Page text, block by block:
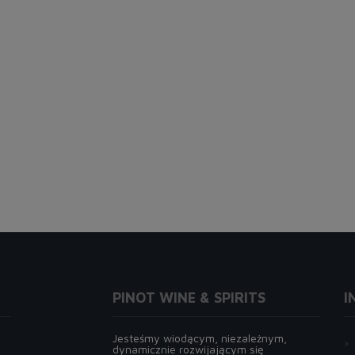
PINOT WINE & SPIRITS
Jesteśmy wiodącym, niezależnym,
dynamicznie rozwijającym się